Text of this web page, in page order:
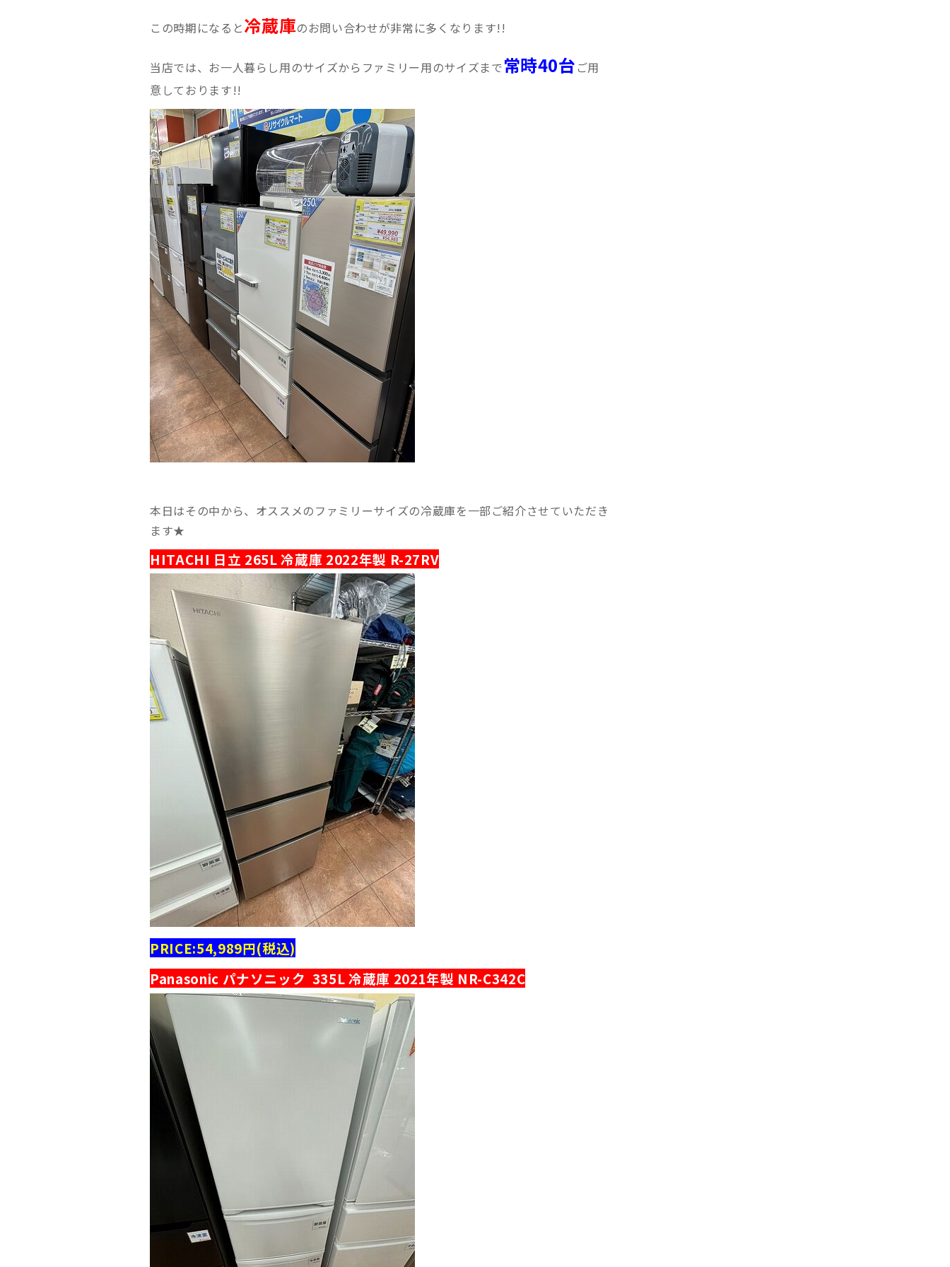
この時期になると冷蔵庫のお問い合わせが非常に多くなります!!
当店では、お一人暮らし用のサイズからファミリー用のサイズまで常時40台 ご用
意しております!!
本日はその中から、オススメのファミリーサイズの冷蔵庫を一部ご紹介させていただき
ます★
HITACHI 日立 265L 冷蔵庫 2022年製 R-27RV
PRICE:54,989円(税込)
Panasonic パナソニック 335L 冷蔵庫 2021年製 NR-C342C